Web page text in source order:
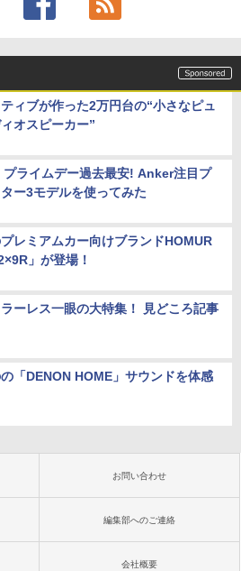
ィブが作った2万円台の“小さなピュ
オスピーカー”
ライムデー過去最安! Anker注目プ
ー3モデルを使ってみた
レミアムカー向けブランドHOMUR
」が登場！
ーレス一眼の大特集！ 見どころ記事
「DENON HOME」サウンドを体感
お問い合わせ
編集部へのご連絡
会社概要